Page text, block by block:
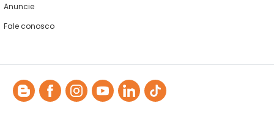
Anuncie
Fale conosco